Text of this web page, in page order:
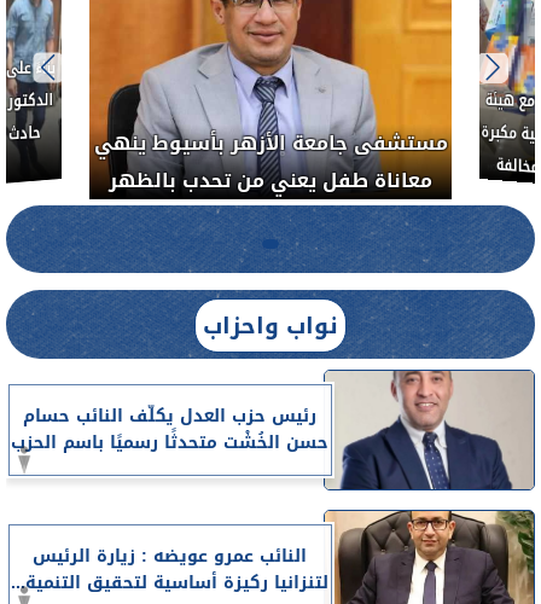
مستشفى جامعة الأزهر بأسيوط
معاناة طفل يعني من تحدب
بالتعاون مع هيئة
حملة رقابية مكبرة
الطبية المخالفة
نواب واحزاب
رئيس حزب العدل يكلّف النائب حسام
حسن الخُشْت متحدثًا رسميًا باسم الحزب
النائب عمرو عويضه : زيارة الرئيس
لتنزانيا ركيزة أساسية لتحقيق التنمية...